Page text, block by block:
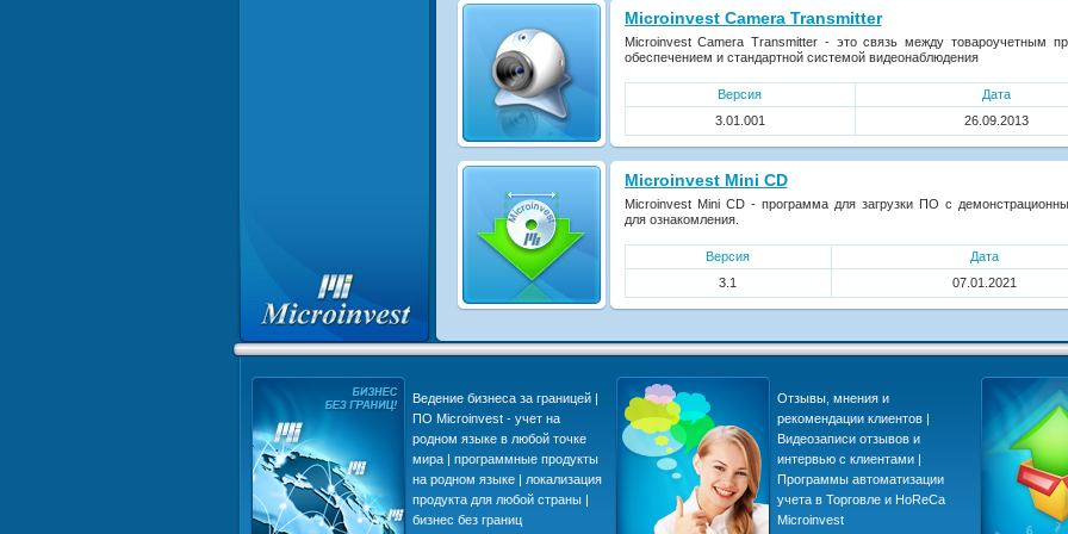
Microinvest Camera Transmitter
Microinvest Camera Transmitter - это связь между товароучетным
обеспечением и стандартной системой видеонаблюдения
Версия
Дата
3.01.001
26.09.2013
Microinvest Mini CD
Microinvest Mini CD - программа для загрузки ПО с
для ознакомления.
Версия
Дата
3.1
07.01.2021
Ведение бизнеса за границей |
ПО Microinvest - учет на
родном языке в любой точке
мира | программные продукты
на родном языке | локализация
продукта для любой страны |
бизнес без границ
Отзывы, мнения и
рекомендации клиентов |
Видеозаписи отзывов и
интервью с клиентами |
Программы автоматизации
учета в Торговле и HoReCa
Microinvest